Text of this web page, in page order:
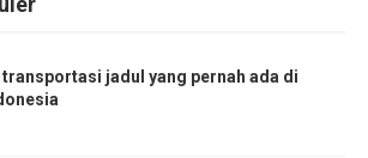
transportasi jadul yang pernah ada di